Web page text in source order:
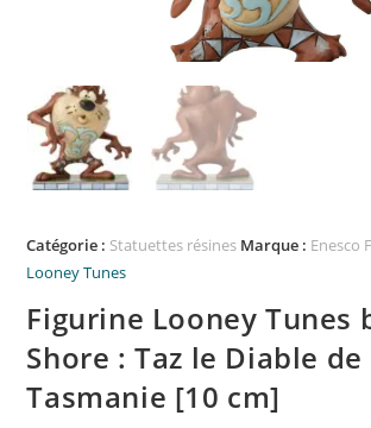
Catégorie : Statuettes résines Marque : Enesco
Looney Tunes
Figurine Looney Tunes
Shore : Taz le Diable de
Tasmanie [10 cm]